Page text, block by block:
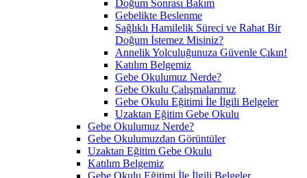
Doğum Sonrası Bakım
Gebelikte Beslenme
Sağlıklı Hamilelik Süreci ve Rahat Bir
Doğum İstemez Misiniz?
Annelik Yolculuğunuza Güvenle Çıkın!
Katılım Belgemiz
Gebe Okulumuz Nerde?
Gebe Okulu Çalışmalarımız
Gebe Okulu Eğitimi İle İlgili Belgeler
Uzaktan Eğitim Gebe Okulu
Gebe Okulumuz Nerde?
Gebe Okulumuzdan Görüntüler
Uzaktan Eğitim Gebe Okulu
Katılım Belgemiz
Gebe Okulu Eğitimi İle İlgili Belgeler